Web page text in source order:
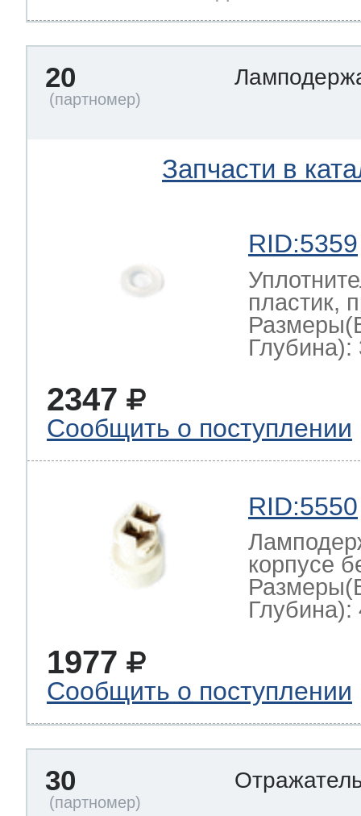
20
Запчасти в
RID:5359
пластик,
Глубина):
2347
Сообщить о поступлении
RID:5550
корпусе
Глубина):
1977
Сообщить о поступлении
30